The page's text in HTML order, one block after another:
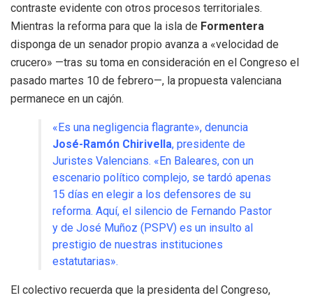
contraste evidente con otros procesos territoriales.
Mientras la reforma para que la isla de Formentera
disponga de un senador propio avanza a «velocidad de
crucero» —tras su toma en consideración en el Congreso el
pasado martes 10 de febrero—, la propuesta valenciana
permanece en un cajón.
«Es una negligencia flagrante», denuncia
José-Ramón Chirivella, presidente de
Juristes Valencians. «En Baleares, con un
escenario político complejo, se tardó apenas
15 días en elegir a los defensores de su
reforma. Aquí, el silencio de Fernando Pastor
y de José Muñoz (PSPV) es un insulto al
prestigio de nuestras instituciones
estatutarias».
El colectivo recuerda que la presidenta del Congreso,